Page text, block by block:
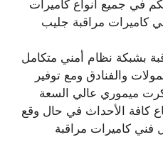
في جميع أنواع كاميرات
كاميرات مراقبة جليب
بشبكة نظام أمني متكامل
والفنادق ومع توفير
ميموري عالي السعة
كافة الأحداث في حال وقع
كاميرات مراقبة